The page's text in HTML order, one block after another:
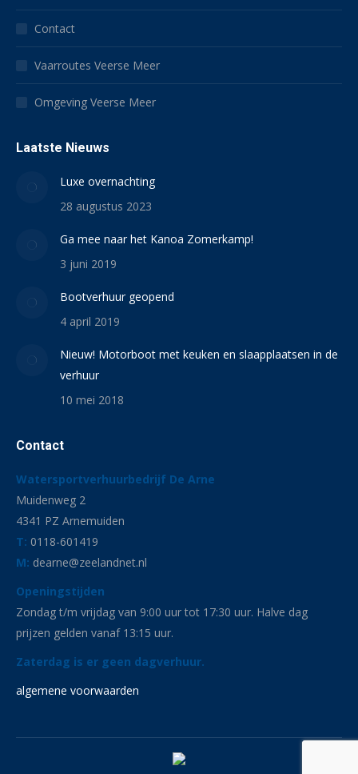
Contact
Vaarroutes Veerse Meer
Omgeving Veerse Meer
Laatste Nieuws
Luxe overnachting
28 augustus 2023
Ga mee naar het Kanoa Zomerkamp!
3 juni 2019
Bootverhuur geopend
4 april 2019
Nieuw! Motorboot met keuken en slaapplaatsen in de
verhuur
10 mei 2018
Contact
Watersportverhuurbedrijf De Arne
Muidenweg 2
4341 PZ Arnemuiden
T: 0118-601419
M: dearne@zeelandnet.nl
Openingstijden
Zondag t/m vrijdag van 9:00 uur tot 17:30 uur. Halve dag
prijzen gelden vanaf 13:15 uur.
Zaterdag is er geen dagverhuur.
algemene voorwaarden